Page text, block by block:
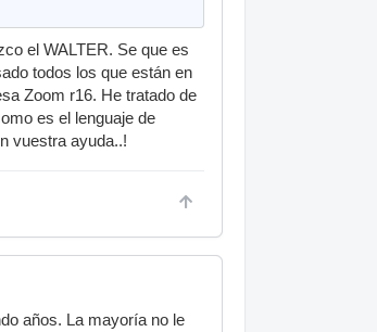
el WALTER. Se que es
todos los que están en
Zoom r16. He tratado de
es el lenguaje de
vuestra ayuda..!
años. La mayoría no le